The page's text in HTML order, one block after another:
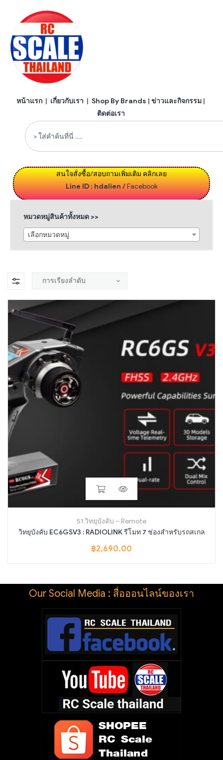
หน้าแรก | เกี่ยวกับเรา | Shop By Brands | ข่าวและกิจกรรม |
ติดต่อเรา
สนใจสั่งซื้อ/สอบถามเพิ่มเติม คลิกเลย
Line ID : hdalien/Facebook
หมวดหมู่สินค้าทั้งหมด >>
เลือกหมวดหมู่
51.วิทยุบังคับ – Remote
วิทยุบังคับ EC6GSV3 : RADIOLINK รีโมท 7 ช่องสำหรับรถสเกล
฿2,690.00
Our Social Media : สื่อออนไลน์ของเรา